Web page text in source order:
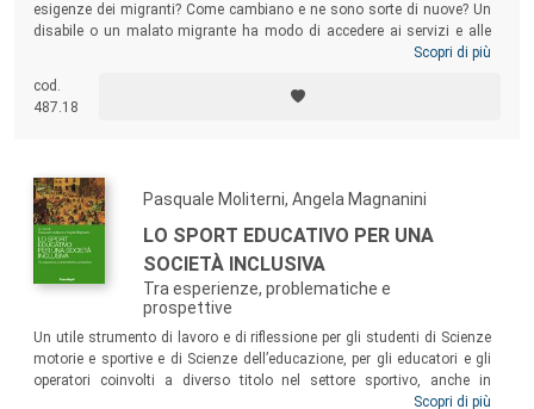
esigenze dei migranti? Come cambiano e ne sono sorte di nuove? Un
disabile o un malato migrante ha modo di accedere ai servizi e alle
strutture preposte? Gli enti e le associazioni sono preparati a dare
insegnanti, nonché ai professionisti socio-sanitari che nella loro realtà
lavorativa possono trovare persone particolarmente vulnerabili a forte
Scopri di più
cod.
487.18
Pasquale Moliterni, Angela Magnanini
LO SPORT EDUCATIVO PER UNA
SOCIETÀ INCLUSIVA
Tra esperienze, problematiche e
prospettive
Un utile strumento di lavoro e di riflessione per gli studenti di Scienze
motorie e sportive e di Scienze dell’educazione, per gli educatori e gli
operatori coinvolti a diverso titolo nel settore sportivo, anche in
contesti di marginalità, e per tutto il mondo cui sta a cuore lo sviluppo
Scopri di più